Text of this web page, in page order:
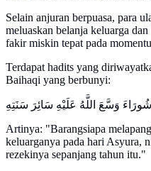
Selain anjuran berpuasa, para
meluaskan belanja keluarga
fakir miskin tepat pada
Terdapat hadits yang
Baihaqi yang berbunyi:
Artinya: "Barangsiapa
keluarganya pada hari Asyura,
rezekinya sepanjang tahun itu."